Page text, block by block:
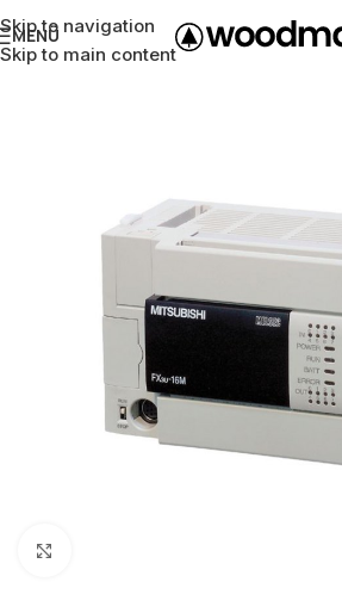
Skip to navigation
Skip to main content
MENÜ